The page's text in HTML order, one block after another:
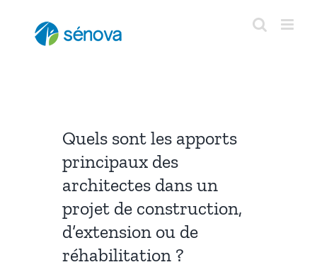
Quels sont les apports
principaux des
architectes dans un
projet de construction,
d’extension ou de
réhabilitation ?